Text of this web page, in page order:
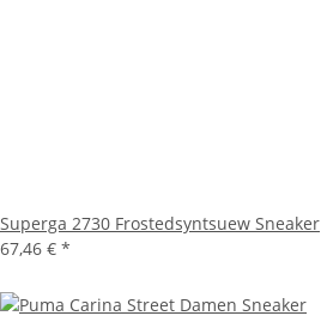
Superga 2730 Frostedsyntsuew Sneaker
67,46 € *